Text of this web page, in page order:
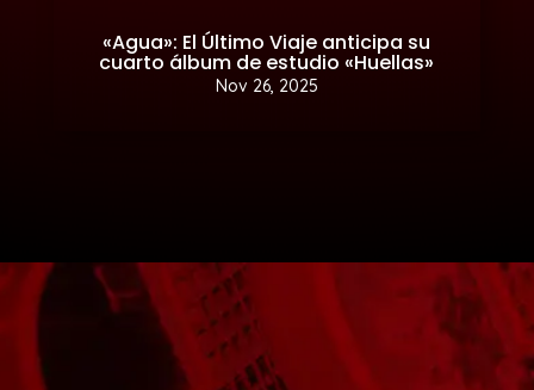
«Agua»: El Último Viaje anticipa su
cuarto álbum de estudio «Huellas»
Nov 26, 2025